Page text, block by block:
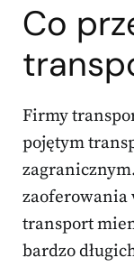
Co
Firmy
pojętym
zaoferowania
transport
bardzo